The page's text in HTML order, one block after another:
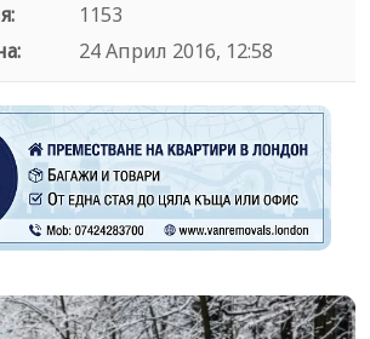
1153
24 Април 2016, 12:58